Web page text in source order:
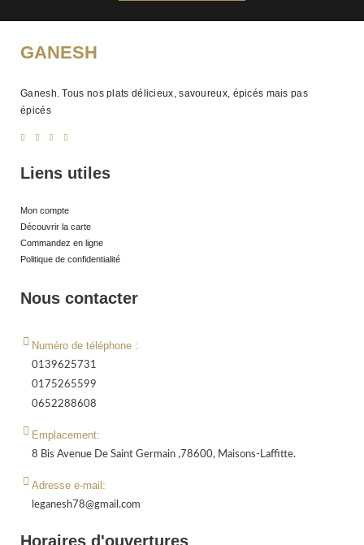
GANESH
Ganesh. Tous nos plats délicieux, savoureux, épicés mais pas
épicés
Liens utiles
Mon compte
Découvrir la carte
Commandez en ligne
Politique de confidentialité
Nous contacter
Numéro de téléphone :
0139625731
0175265599
0652288608
Emplacement:
8 Bis Avenue De Saint Germain ,78600, Maisons-Laffitte.
Adresse e-mail:
leganesh78@gmail.com
Horaires d'ouvertures